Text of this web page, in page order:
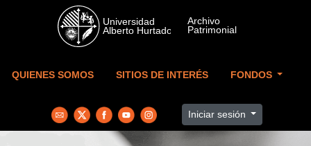
Skip to main content
QUIENES SOMOS SITIOS DE INTERÉS FONDOS
Iniciar sesión